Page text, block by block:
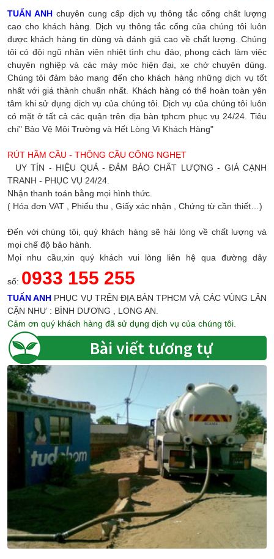
TUẤN ANHchuyên cung cấp dịch vụ thông tắc cống chất lượng
cao cho khách hàng. Dịch vụ thông tắc cống của chúng tôi luôn
được khách hàng tin dùng và đánh giá cao về chất lượng. Chúng
tôi có đội ngũ nhân viên nhiệt tình chu đáo, phong cách làm việc
chuyên nghiệp và các máy móc hiện đại, xe chở chuyên dùng.
Chúng tôi đảm bảo mang đến cho khách hàng những dịch vụ tốt
nhất với giá thành chuẩn nhất. Khách hàng có thể hoàn toàn yên
tâm khi sử dụng dịch vụ của chúng tôi. Dịch vụ của chúng tôi luôn
có mặt ở tất cả các quận trên địa bàn tphcm phục vụ 24/24. Tiêu
chí" Bảo Vệ Môi Trường và Hết Lòng Vì Khách Hàng"
RÚT HẦM CẦU - THÔNG CẦU CỐNG NGHẸT
UY TÍN - HIỆU QUẢ - ĐẢM BẢO CHẤT LƯỢNG - GIÁ CẠNH
TRANH - PHỤC VỤ 24/24.
Nhận thanh toán bằng mọi hình thức.
( Hóa đơn VAT , Phiếu thu , Giấy xác nhận , Chứng từ cần thiết…)
Đến với chúng tôi, quý khách hàng sẽ hài lòng về chất lượng và
mọi chế độ bảo hành.
Mọi nhu cầu,xin quý khách vui lòng liên hệ qua đường dây
số: 0933 155 255
TUẤN ANH PHỤC VỤ TRÊN ĐỊA BÀN TPHCM VÀ CÁC VÙNG LÂN
CẬN NHƯ : BÌNH DƯƠNG , LONG AN.
Cảm ơn quý khách hàng đã sử dụng dịch vụ của chúng tôi.
Bài viết tương tự